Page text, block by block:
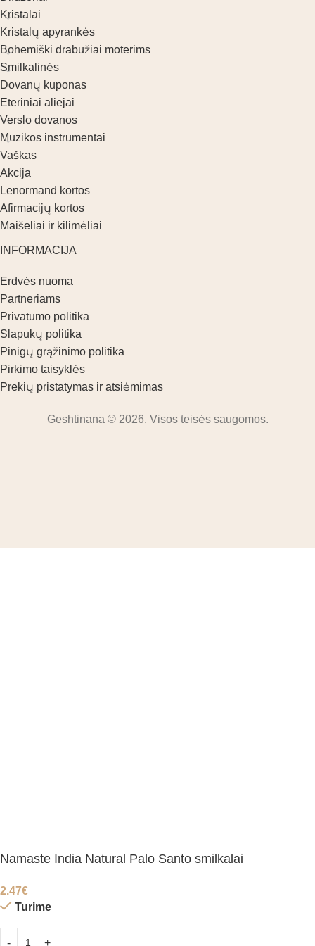
Kristalai
Kristalų apyrankės
Bohemiški drabužiai moterims
Smilkalinės
Dovanų kuponas
Eteriniai aliejai
Verslo dovanos
Muzikos instrumentai
Vaškas
Akcija
Lenormand kortos
Afirmacijų kortos
Maišeliai ir kilimėliai
INFORMACIJA
Erdvės nuoma
Partneriams
Privatumo politika
Slapukų politika
Pinigų grąžinimo politika
Pirkimo taisyklės
Prekių pristatymas ir atsiėmimas
Geshtinana © 2026. Visos teisės saugomos.
Namaste India Natural Palo Santo smilkalai
2.47€
Turime